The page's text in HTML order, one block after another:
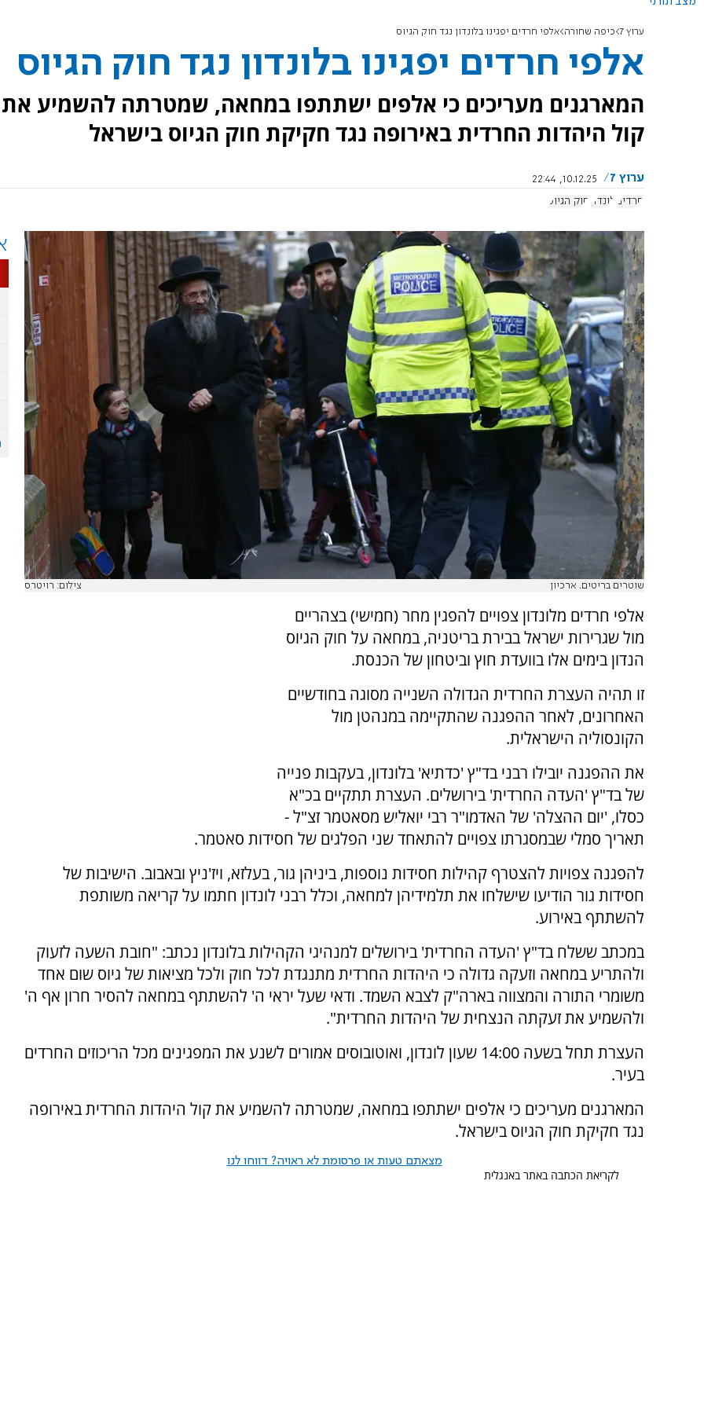
ערוץ 7 כיפה שחורה אלפי חרדים יפגינו בלונדון נגד חוק הגיוס
אלפי חרדים יפגינו בלונדון נגד חוק הגיוס
המארגנים מעריכים כי אלפים ישתתפו במחאה, שמטרתה להשמיע את
קול היהדות החרדית באירופה נגד חקיקת חוק הגיוס בישראל
ערוץ 7
10.12.25, 22:44
חרדים לונדון חוק הגיוס
שוטרים בריטים. ארכיון צילום: רויטרס
אלפי חרדים מלונדון צפויים להפגין מחר (חמישי) בצהריים
מול שגרירות ישראל בבירת בריטניה, במחאה על חוק הגיוס
הנדון בימים אלו בוועדת חוץ וביטחון של הכנסת.
זו תהיה העצרת החרדית הגדולה השנייה מסוגה בחודשיים
האחרונים, לאחר ההפגנה שהתקיימה במנהטן מול
הקונסוליה הישראלית.
את ההפגנה יובילו רבני בד"ץ 'כדתיא' בלונדון, בעקבות פנייה
של בד"ץ 'העדה החרדית' בירושלים. העצרת תתקיים בכ"א
כסלו, 'יום ההצלה' של האדמו"ר רבי יואליש מסאטמר זצ"ל -
תאריך סמלי שבמסגרתו צפויים להתאחד שני הפלגים של חסידות סאטמר.
להפגנה צפויות להצטרף קהילות חסידות נוספות, ביניהן גור, בעלזא, ויז'ניץ ובאבוב. הישיבות של
חסידות גור הודיעו שישלחו את תלמידיהן למחאה, וכלל רבני לונדון חתמו על קריאה משותפת
להשתתף באירוע.
במכתב ששלח בד"ץ 'העדה החרדית' בירושלים למנהיגי הקהילות בלונדון נכתב: "חובת השעה לזעוק
ולהתריע במחאה וזעקה גדולה כי היהדות החרדית מתנגדת לכל חוק ולכל מציאות של גיוס שום אחד
משומרי התורה והמצווה בארה"ק לצבא השמד. ודאי שעל יראי ה' להשתתף במחאה להסיר חרון אף ה'
ולהשמיע את זעקתה הנצחית של היהדות החרדית".
העצרת תחל בשעה 14:00 שעון לונדון, ואוטובוסים אמורים לשנע את המפגינים מכל הריכוזים החרדים
בעיר.
המארגנים מעריכים כי אלפים ישתתפו במחאה, שמטרתה להשמיע את קול היהדות החרדית באירופה
נגד חקיקת חוק הגיוס בישראל.
מצאתם טעות או פרסומת לא ראויה? דווחו לנו
לקריאת הכתבה באתר באנגלית